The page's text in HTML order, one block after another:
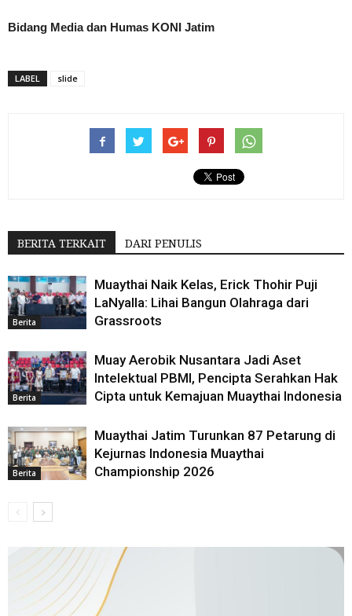
Bidang Media dan Humas KONI Jatim
LABEL slide
BERITA TERKAIT DARI PENULIS
Berita
Muaythai Naik Kelas, Erick Thohir Puji
LaNyalla: Lihai Bangun Olahraga dari
Grassroots
Berita
Muay Aerobik Nusantara Jadi Aset
Intelektual PBMI, Pencipta Serahkan Hak
Cipta untuk Kemajuan Muaythai Indonesia
Berita
Muaythai Jatim Turunkan 87 Petarung di
Kejurnas Indonesia Muaythai
Championship 2026